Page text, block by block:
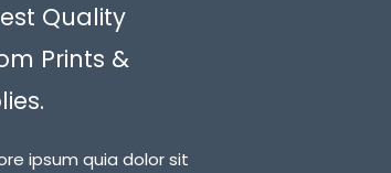
Quality
Prints &
ipsum quia dolor sit